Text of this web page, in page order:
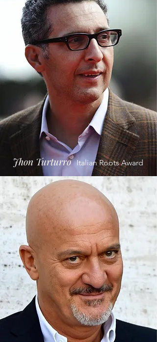
Jhon Turturro Italian Roots Award